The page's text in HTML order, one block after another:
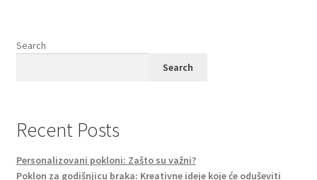
Search
Search
Recent Posts
Personalizovani pokloni: Zašto su važni?
Poklon za godišnjicu braka: Kreativne ideje koje će oduševiti